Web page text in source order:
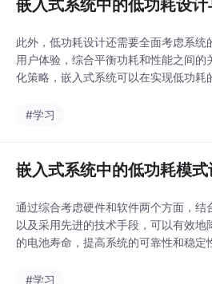
部分示例，实际上，数
于
件架构。此外，嵌入式
系统的软件架构设计还
需要考虑实时性和并发
性。同时，对于需要处
理多个并发任务的嵌入
要提供有效的并发控制
系统的软件架构设计是
任务，它直接关系到系
嵌入式系统中的低功耗设
此外，低功耗设计还需要全面考虑系统
用户体验，综合平衡功耗和性能之间
化策略，嵌入式系统可以在实现低功耗
智能穿戴设备的兴起，对于延长电池续
#学习
嵌入式系统中的低功耗模
通过综合考虑硬件和软件两个方面，结
以及采用先进的技术手段，可以有效地
的电池寿命，提高系统的可靠性和稳定
用到低功耗模式的设计与实现中。在软
#学习